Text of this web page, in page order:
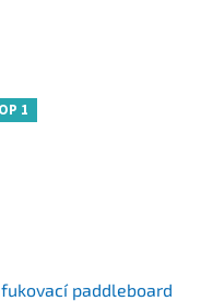
1
paddleboard